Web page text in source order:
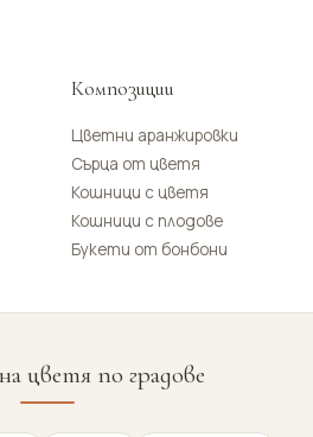
Композиции
Цветни аранжировки
Сърца от цветя
Кошници с цветя
Кошници с плодове
Букети от бонбони
цветя по градове